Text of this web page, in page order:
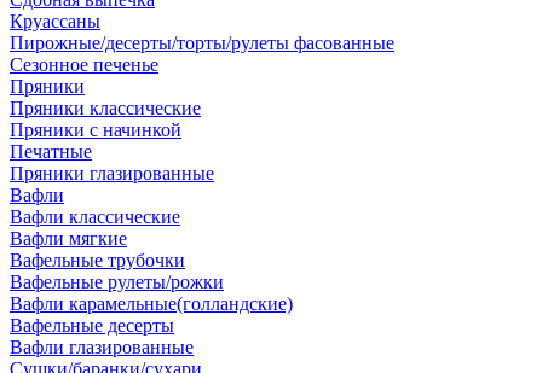
Круассаны
Пирожные/десерты/торты/рулеты фасованные
Сезонное печенье
Пряники
Пряники классические
Пряники с начинкой
Печатные
Пряники глазированные
Вафли
Вафли классические
Вафли мягкие
Вафельные трубочки
Вафельные рулеты/рожки
Вафли карамельные(голландские)
Вафельные десерты
Вафли глазированные
Сушки/баранки/сухари